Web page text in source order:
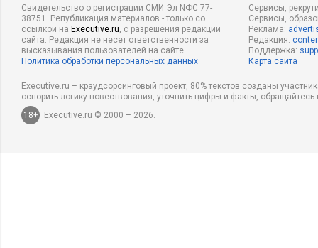
Свидетельство о регистрации СМИ Эл NФС 77-
38751. Републикация материалов - только со
ссылкой на Executive.ru, с разрешения редакции
сайта. Редакция не несет ответственности за
высказывания пользователей на сайте.
Политика обработки персональных данных
Сервисы,
Сервисы,
Реклама:
Редакция:
Поддержка:
Карта сайта
Executive.ru – краудсорсинговый проект, 80% текстов созданы
оспорить логику повествования, уточнить цифры и факты,
18+
Executive.ru © 2000 – 2026.